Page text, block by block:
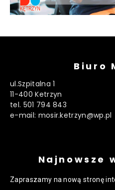
Biuro
ul.Szpitalna 1
11-400 Ketrzyn
tel. 501 794 843
e-mail: mosir.ketrzyn@wp.pl
Najnowsze
Zapraszamy na nową stronę